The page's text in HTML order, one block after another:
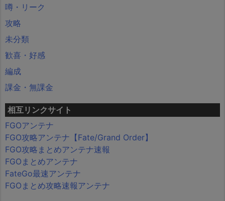
噂・リーク
攻略
未分類
歓喜・好感
編成
課金・無課金
相互リンクサイト
FGOアンテナ
FGO攻略アンテナ【Fate/Grand Order】
FGO攻略まとめアンテナ速報
FGOまとめアンテナ
FateGo最速アンテナ
FGOまとめ攻略速報アンテナ